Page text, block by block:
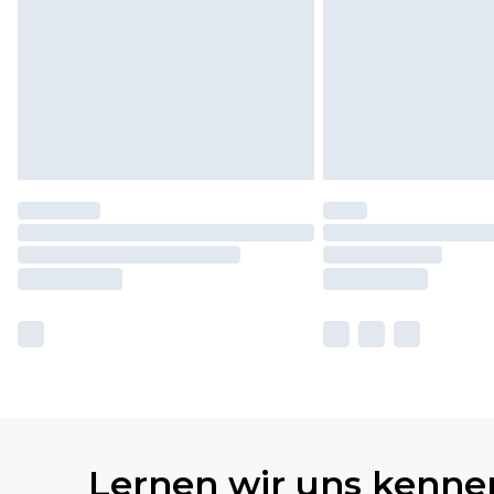
Lernen wir uns